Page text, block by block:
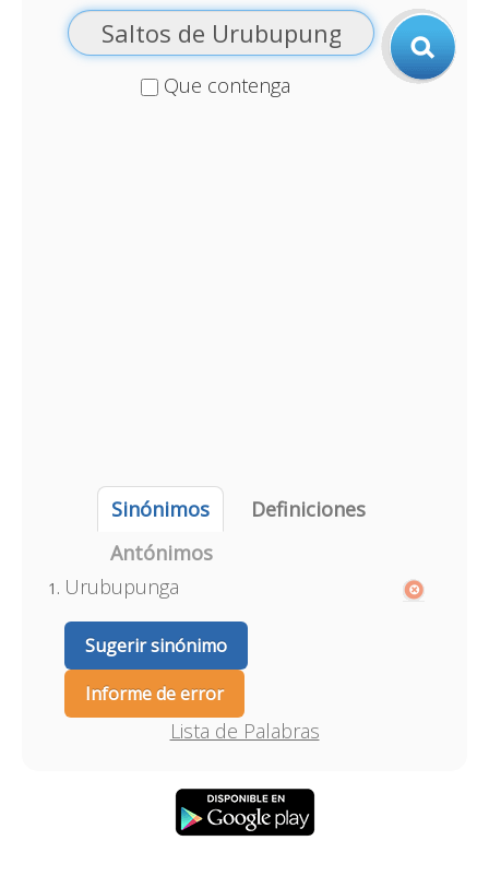
Que contenga
Sinónimos
Definiciones
Antónimos
Urubupunga
Sugerir sinónimo
Informe de error
Lista de Palabras